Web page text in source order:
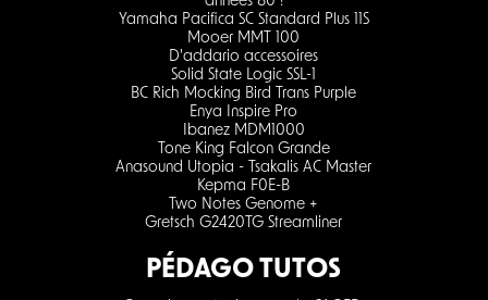
Yamaha Pacifica SC Standard Plus 11S
Mooer MMT 100
D'addario accessoires
Solid State Logic SSL-1
BC Rich Mocking Bird Trans Purple
Enya Inspire Pro
Ibanez MDM1000
Tone King Falcon Grande
Anasound Utopia - Tsakalis AC Master
Kepma F0E-B
Two Notes Genome +
Gretsch G2420TG Streamliner
PÉDAGO TUTOS